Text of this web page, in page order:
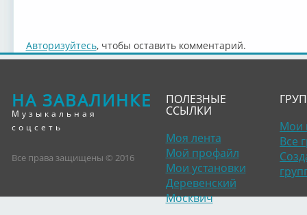
Авторизуйтесь, чтобы оставить комментарий.
НА ЗАВАЛИНКЕ
Музыкальная
соцсеть
Все права защищены © 2016
ПОЛЕЗНЫЕ
ССЫЛКИ
Моя лента
Мой профайл
Мои установки
Деревенский
Москвич
Мои
Все